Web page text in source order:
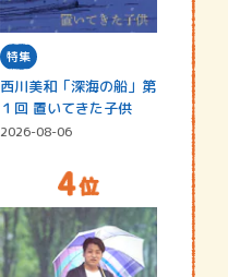
特集
西川美和「深海の船」第
１回 置いてきた子供
2026-08-06